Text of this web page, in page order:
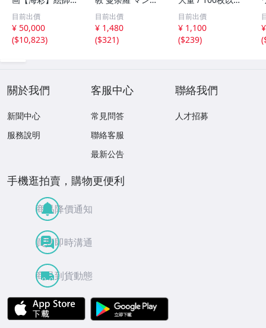
00人展
目前出價
¥ 50,000
($10,823)
ラ タンカ 額入り
16-11
目前出價
¥ 1,480
($321)
/ 版画 / 書画 / フ
ォトグラフ / 画集
/ 水墨画 / 現状品
目前出價
¥ 1,100
($239)
(
關於我們
新聞中心
服務說明
客服中心
常見問答
聯絡客服
最新公告
聯絡我們
人才招募
手機逛拍賣，購物更便利
商品降價通知
買賣即時溝通
商品到貨動態
APP Store